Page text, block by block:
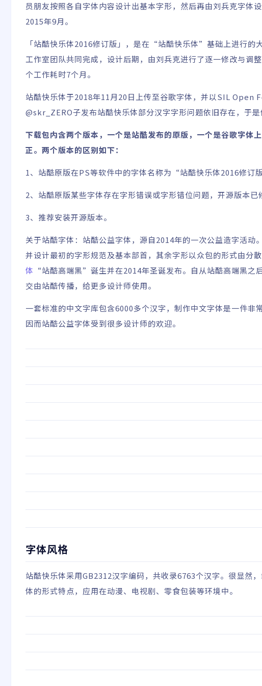
员朋友按照各自字体内容设计出基本字形，然后再由刘兵克字体
2015年9月。
「站酷快乐体2016修订版」，是在“站酷快乐体”基础上进行的
工作室团队共同完成，设计后期，由刘兵克进行了逐一修改与调
个工作耗时7个月。
站酷快乐体于2018年11月20日上传至谷歌字体，并以SIL
@skr_ZERO子发布站酷快乐体部分汉字字形问题依旧存在，于
下载包内含两个版本，一个是站酷发布的原版，一个是谷歌字体
正。两个版本的区别如下：
1、站酷原版在PS等软件中的字体名称为“站酷快乐体2016修
2、站酷原版某些字体存在字形错误或字形错位问题，开源版本已
3、推荐安装开源版本。
关于站酷字体：站酷公益字体，源自2014年的一次公益造字活动
并设计最初的字形规范及基本部首，其余字形以众包的形式由分
体 “站酷高端黑”诞生并在2014年圣诞发布。自从站酷高端黑之
交由站酷传播，给更多设计师使用。
一套标准的中文字库包含6000多个汉字，制作中文字体是一件非
因而站酷公益字体受到很多设计师的欢迎。
字体风格
站酷快乐体采用GB2312汉字编码，共收录6763个汉字。很显然
体的形式特点，应用在动漫、电视剧、零食包装等环境中。